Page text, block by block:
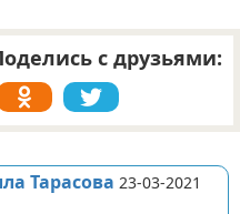
с друзьями:
Тарасова 23-03-2021